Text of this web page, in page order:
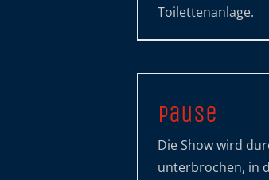
Toilettenanlage.
Pause
Die Show wird
unterbrochen, in